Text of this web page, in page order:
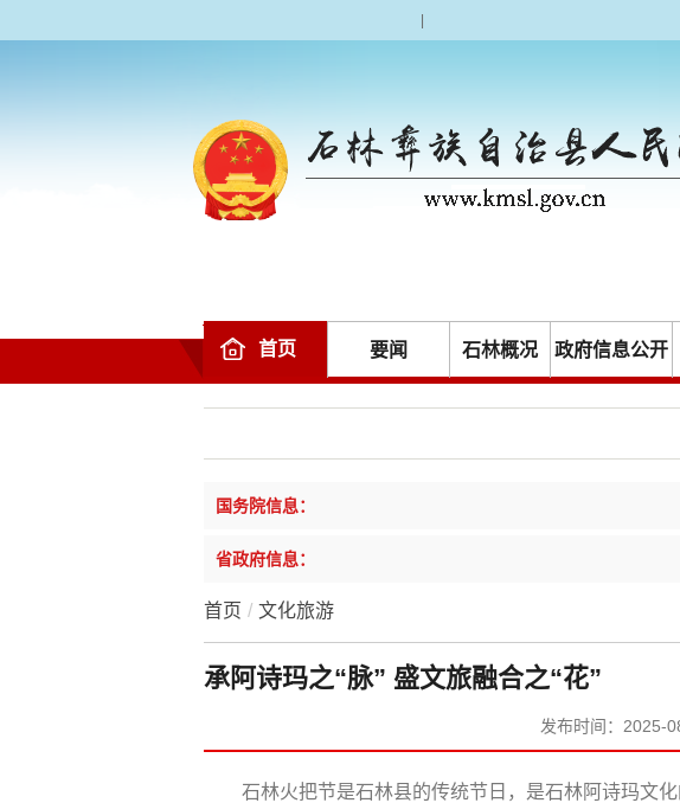
首页 要闻 石林概况 政府信息公开
国务院信息：
省政府信息：
首页 / 文化旅游
承阿诗玛之“脉” 盛文旅融合之“花”
发布时间：2025-
石林火把节是石林县的传统节日，是石林阿诗玛文